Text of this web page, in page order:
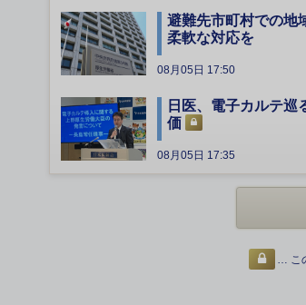
避難先市町村での地
柔軟な対応を
08月05日 17:50
日医、電子カルテ巡
価
08月05日 17:35
… こ